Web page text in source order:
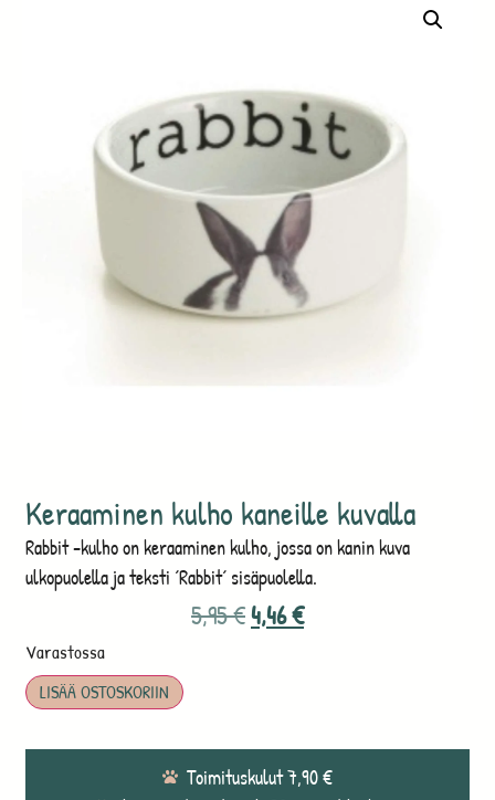
Keraaminen kulho kaneille kuvalla
Rabbit -kulho on keraaminen kulho, jossa on kanin kuva
ulkopuolella ja teksti ´Rabbit´ sisäpuolella.
5,95€4,46€
Varastossa
LISÄÄ OSTOSKORIIN
Toimituskulut 7,90 €